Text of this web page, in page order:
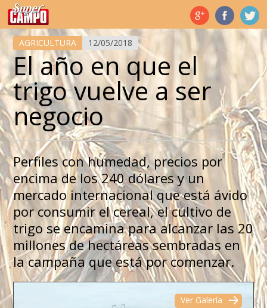
Temas de hoy
AGRICULTURA 12/05/2018
El año en que el
trigo vuelve a ser
negocio
Perfiles con humedad, precios por
encima de los 240 dólares y un
mercado internacional que está ávido
por consumir el cereal, el cultivo de
trigo se encamina para alcanzar las 20
millones de hectáreas sembradas en
la campaña que está por comenzar.
Ver Galería